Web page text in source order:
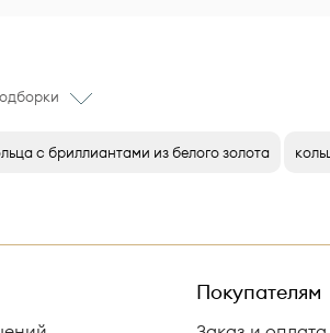
с бриллиантами из белого золота
Покупателям